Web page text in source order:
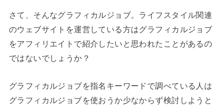
さて、そんなグラフィカルジョブ。ライフスタイル関連
のウェブサイトを運営している方はグラフィカルジョブ
をアフィリエイトで紹介したいと思われたことがあるの
ではないでしょうか？
グラフィカルジョブを指名キーワードで調べている人は
グラフィカルジョブを使おうか少なからず検討しようと